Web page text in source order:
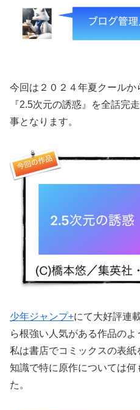
今回は２０２４年夏クールか
『2.5次元の誘惑』を全話完
事となります。
少年ジャンプ+にて大好評連
ら根強い人気がある作品のよ
私は書店でコミックスの表
知識で特に原作については
た。